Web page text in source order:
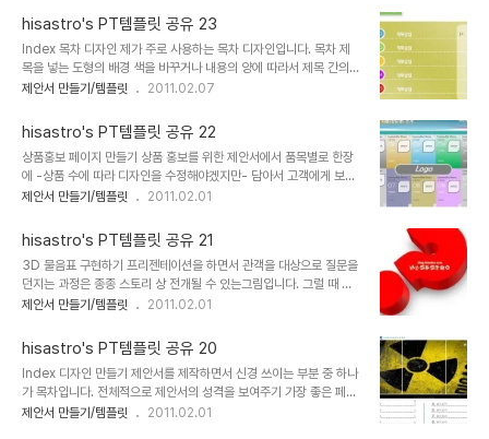
것과 마찬가지로 이것 저것 작업을 하기 이전 부터 꾸준한 준비가 필요
합니다. 그것은 작업 시간을 줄이는 하나의 중요한 열쇠가 되기도 하
며, 또한 제안서를 작성하는데 영감이나 아이디어를 제공받을 수 있는
기회가 되기도 합니다. 사용하는 빈도가 많지는 않았으나, 그런대로 자
료를 좀더 수려하게 만들 수 있는 3D형태의 클립아트는 멋진 제안서
서 만들기 hisastro's PT템플릿 링..
hisastro's PT템플릿 공유 23
Index 목차 디자인 제가 주로 사용하는 목차 디자인입니다. 목차 제
목을 넣는 도형의 배경 색을 바꾸거나 내용의 양에 따라서 제목 간의
간격을 조절하고, 복사 붙이기(Ctrl + C / Ctrl + V)를 사용하여 제목
면 보기 좋은 목차 페이지가 만들어집니다. 상업용이 아니라면 마음껏
사용하셔도 좋습니다. 그렇지만, 따뜻한 댓글(또는 트랙백).. 남겨주시
길... ^^ 템플릿의 배포는 원칙적으로 이곳 블로그에서만 하도록 하겠
습니다. 물론 hisastro's 템플릿의 주소를 링크로 알려주신다면, 소통
차원으로 감사히 생각하겠습니다.변형된 형태로 수정하시는 경우에
해주시길 부..
제안서 만들기/템플릿 2011.02.07
hisastro's PT템플릿 공유 22
상품홍보 페이지 만들기 상품 홍보를 위한 제안서에서 품목별로 한장
에 -상품 수에 따라 디자인을 수정해야겠지만- 담아서 고객에게 보여
줄 수 있는 템플릿입니다. 만들면서 디자인에 대한 부분을 신경썼습니
이아웃을 참조하였습니다. 아래의 견본이미지 크기가 작아서 좀 복잡
해 보이지만 실제로 보시면 보기 괜찮답니다. ^^ 또한 스라이드 마스터
레이아웃만으로도 사용할 만한 디자인이라고 생각합니다. 제안서를
만드느라 고생하시는 분들 모두에게 도움이 되는 자료였으면 합니다.
상업용이 아니라면 마음껏 사용하셔도 좋습니다. 그렇지만, 따뜻한 댓
블로그에서만 하도록 하겠습니다. 물론 hi..
제안서 만들기/템플릿 2011.02.01
hisastro's PT템플릿 공유 21
3D 물음표 구현하기 프리젠테이션을 하면서 관객을 대상으로 질문을
던지는 과정은 종종 스토리 상 전개될 수 있는그림입니다. 그럴 때 프
리젠테이션 화면상에 그럴 듯 한 물음표 하나를 넣어서 활용한다면 좀
입니다. 순수 파워포인트로만 제작을 하였기 때문에 파일을 이리저리
뜯어 보시면, 3D입체 도형 도식화를 만드는데 조금이나마 도움이 되
실 겁니다. 상업용이 아니라면 마음껏 사용하셔도 좋습니다. 그렇지만,
따뜻한 댓글(또는 트랙백).. 남겨주시길... ^^ 템플릿의 배포는 원칙적
으로 이곳 블로그에서만 하도록 하겠습니다. 물론 hisastro's 템플릿
제안서 만들기/템플릿 2011.02.01
hisastro's PT템플릿 공유 20
Index 디자인 만들기 제안서를 제작하면서 신경 쓰이는 부분 중 하나
가 목차입니다. 전체적으로 제안서의 성격을 보여주기 가장 좋은 페이
지이기 때문입니다. 보기 깔끔하면서 제안서가 잘 만들어졌다는 느낌
제안서 만들기/템플릿 2011.02.01